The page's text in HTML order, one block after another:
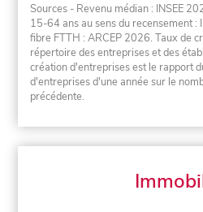
Sources - Revenu médian : INSEE
15-64 ans au sens du recensement :
fibre FTTH : ARCEP 2026. Taux de
répertoire des entreprises et des
création d'entreprises est le rapport
d'entreprises d'une année sur le
précédente.